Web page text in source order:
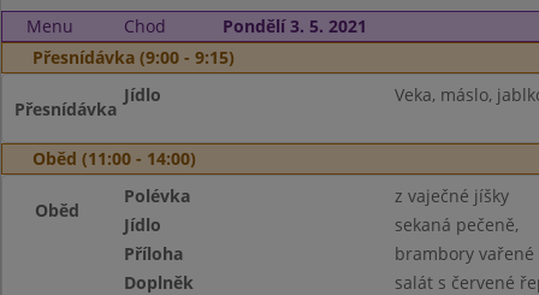
Menu Chod
Pondělí 3. 5. 2021
Přesnídávka (9:00 - 9:15)
Přesnídávka
Jídlo Veka, máslo,
Oběd (11:00 - 14:00)
Oběd
Polévka
z vaječné jíšky
Jídlo
sekaná pečeně,
Příloha
brambory vařené
Doplněk
salát s červené